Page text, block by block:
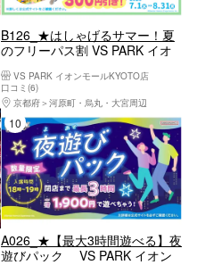
B126_★はしゃげるサマー！夏
のフリーパス割 VS PARK イオ
VS PARK イオンモールKYOTO店
口コミ(6)
京都府
河原町・烏丸・大宮周辺
10位
A026_★【最大3時間遊べる】夜
遊びパック VS PARK イオン